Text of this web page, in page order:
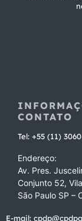
CONTATO
Tel: +55 (11)
Endereço:
Av. Pres.
Conjunto 52,
São Paulo SP
E-mail: